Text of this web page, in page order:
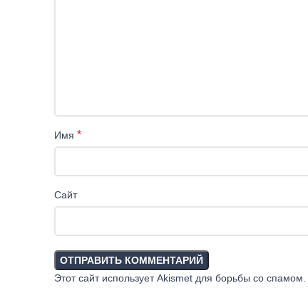
Имя *
Сайт
Этот сайт использует Akismet для борьбы со спамом.